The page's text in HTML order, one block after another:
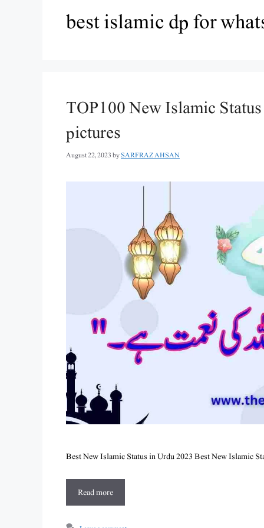
best islamic dp for
TOP100 New Islamic
pictures
August 22, 2023bySARFRAZ AHSAN
Read more